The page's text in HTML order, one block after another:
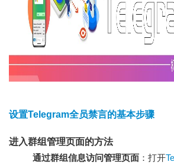
设置Telegram全员禁言的基本步骤
进入群组管理页面的方法
通过群组信息访问管理页面 ：打开